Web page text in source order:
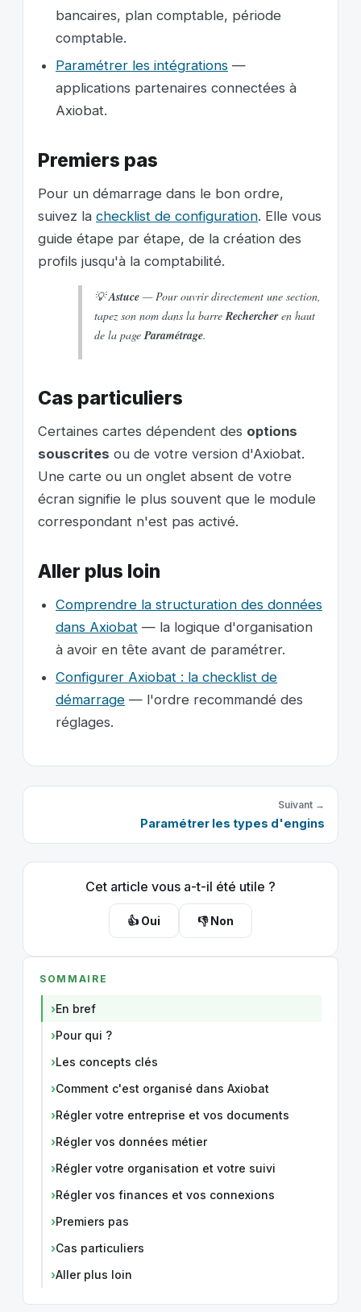
bancaires, plan comptable, période
comptable.
Paramétrer les intégrations —
applications partenaires connectées à
Axiobat.
Premiers pas
Pour un démarrage dans le bon ordre,
suivez la checklist de configuration. Elle vous
guide étape par étape, de la création des
profils jusqu'à la comptabilité.
💡Astuce — Pour ouvrir directement une section,
tapez son nom dans la barre Rechercheren haut
de la page Paramétrage.
Cas particuliers
Certaines cartes dépendent des options
souscrites ou de votre version d'Axiobat.
Une carte ou un onglet absent de votre
écran signifie le plus souvent que le module
correspondant n'est pas activé.
Aller plus loin
Comprendre la structuration des données
dans Axiobat — la logique d'organisation
à avoir en tête avant de paramétrer.
Configurer Axiobat : la checklist de
démarrage — l'ordre recommandé des
réglages.
Suivant →
Paramétrer les types d'engins
Cet article vous a-t-il été utile ?
👍 Oui 👎 Non
SOMMAIRE
En bref
Pour qui ?
Les concepts clés
Comment c'est organisé dans Axiobat
Régler votre entreprise et vos documents
Régler vos données métier
Régler votre organisation et votre suivi
Régler vos finances et vos connexions
Premiers pas
Cas particuliers
Aller plus loin